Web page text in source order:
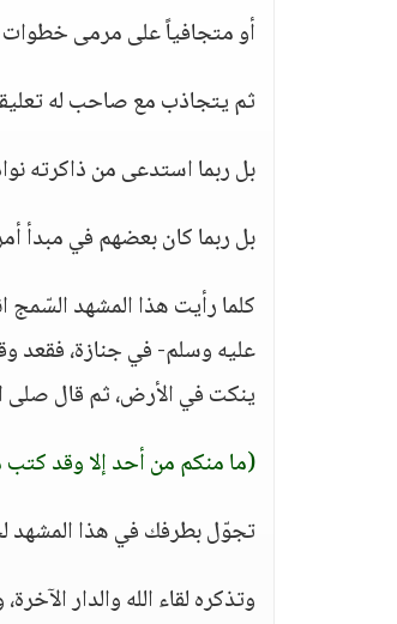
أو متجافياً على مرمى
ثم يتجاذب مع صاحب له
بل ربما استدعى من ذاكرته
بل ربما كان بعضهم في مبدأ
كلما رأيت هذا المشهد
عليه وسلم- في جنازة، فقعد
ينكت في الأرض، ثم قال صلى
(ما منكم من أحد إلا وقد كتب
تجوّل بطرفك في هذا المشهد
وتذكره لقاء الله والدار